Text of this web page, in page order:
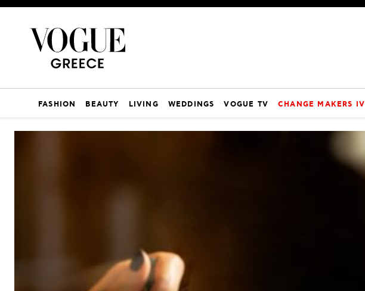
FASHION BEAUTY LIVING WEDDINGS VOGUE TV CHANGE MAKERS IV